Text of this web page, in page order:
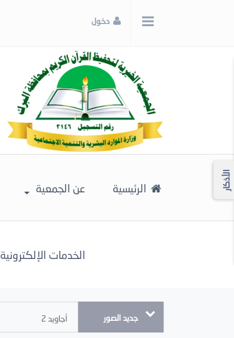
دخول
الرئيسية عن الجمعية
الخدمات الإلكترونية
جديد الصور أجاويد 2
الأذكار